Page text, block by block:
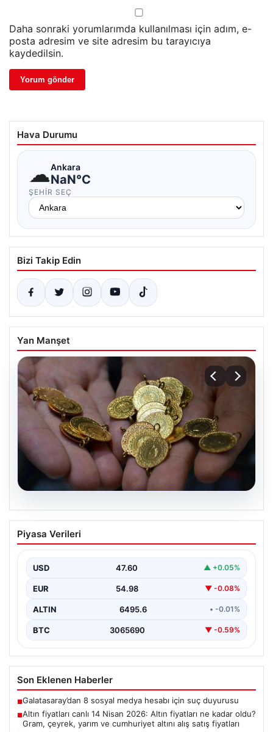
Daha sonraki yorumlarımda kullanılması için adım, e-
posta adresim ve site adresim bu tarayıcıya
kaydedilsin.
Hava Durumu
☁Ankara
NaN°C
ŞEHIR SEÇ
Bizi Takip Edin
Yan Manşet
Altın fiyatları canlı 14 Nisan 2026: Altın
fiyatları ne kadar oldu? Gram, çeyrek,
fiyatları
Piyasa Verileri
USD 47.60 ▲ +0.05%
EUR 54.98 ▼ -0.08%
ALTIN 6495.6 • -0.01%
BTC 3065690 ▼ -0.59%
Son Eklenen Haberler
■Galatasaray’dan 8 sosyal medya hesabı için suç duyurusu
■Altın fiyatları canlı 14 Nisan 2026: Altın fiyatları ne kadar oldu?
Gram, çeyrek, yarım ve cumhuriyet altını alış satış fiyatları